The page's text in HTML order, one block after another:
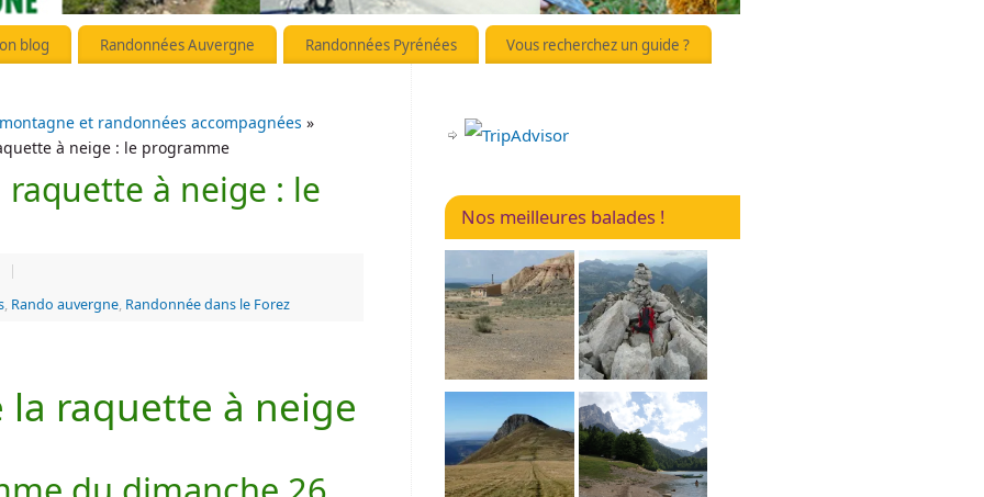
blog Randonnées Auvergne Randonnées Pyrénées Vous recherchez un guide ?
et randonnées accompagnées »
à neige : le programme
raquette à neige : le
|
, Rando auvergne, Randonnée dans le Forez
la raquette à neige
Nos meilleures balades !